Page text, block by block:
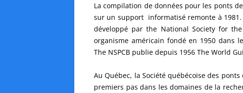
La compilation de données pour les ponts
sur un support informatisé remonte à
développé par the National Society for
organisme américain fondé en 1950 dans
The NSPCB publie depuis 1956 The World
Au Québec, la Société québécoise des
premiers pas dans les domaines de la